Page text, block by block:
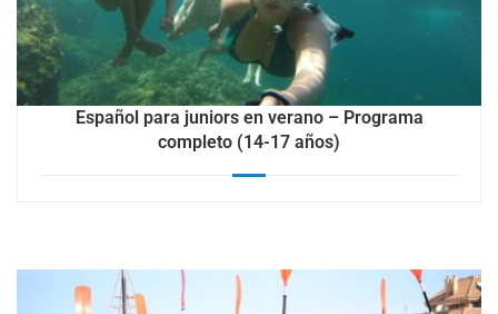
Español para juniors en verano – Programa
completo (14-17 años)